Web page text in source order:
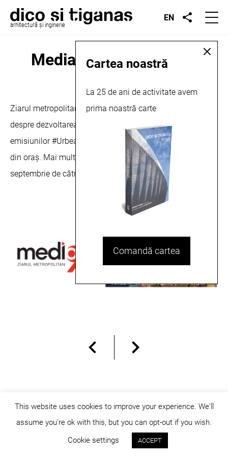
arhitectură și inginerie
EN
Media 9, interviu, 2023
septembrie 14, 2023
Ziarul metropolitan, Media 9, prezintă o serie de interviuri,
despre dezvoltarea orașului Cluj-Napoca. În cadrul
emisiunilor #Urbea9, se discută despre diferite proiecte
din oraș. Mai multe despre acest interviu acordat în luna
septembrie de către Șerban Țigănaș, puteți găși
© dicositiganas 2026
Cartea noastră
La 25 de ani de activitate avem
prima noastră carte
Comandă cartea
This website uses cookies to improve your experience. We'll
assume you're ok with this, but you can opt-out if you wish.
Cookie settings
ACCEPT